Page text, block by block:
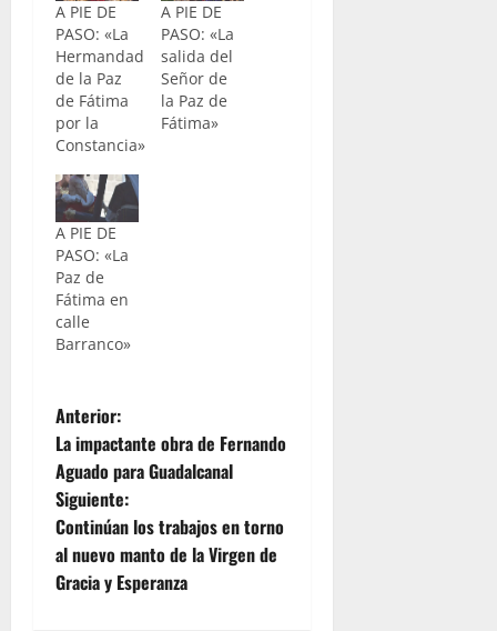
A PIE DE
PASO: «La
Hermandad
de la Paz
de Fátima
por la
Constancia»
A PIE DE
PASO: «La
salida del
Señor de
la Paz de
Fátima»
A PIE DE
PASO: «La
Paz de
Fátima en
calle
Barranco»
N
a
v
e
Anterior:
La impactante obra de Fernando
Aguado para Guadalcanal
Siguiente:
Continúan los trabajos en torno
al nuevo manto de la Virgen de
Gracia y Esperanza